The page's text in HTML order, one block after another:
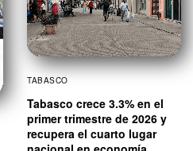
TABASCO
Tabasco crece 3.3% en el
primer trimestre de 2026 y
recupera el cuarto lugar